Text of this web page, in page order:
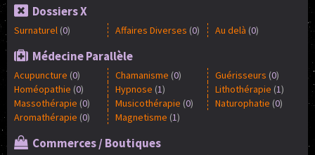
Dossiers X
Surnaturel (0) Affaires Diverses (0) Au delà (0)
Médecine Parallèle
Acupuncture (0) Chamanisme (0) Guérisseurs (0)
Homéopathie (0) Hypnose (1) Lithothérapie (1)
Massothérapie (0) Musicothérapie (0) Naturophatie (0)
Aromathérapie (0) Magnetisme (1)
Commerces / Boutiques